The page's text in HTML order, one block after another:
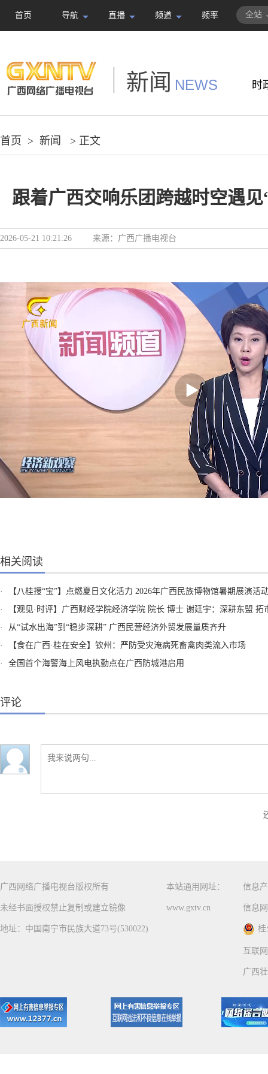
首页 导航 直播 频道 频率 全站
新闻 NEWS 时
首页 > 新闻 > 正文
跟着广西交响乐团跨越时空遇
2026-05-21 10:21:26 来源： 广西广播电视台
相关阅读
·
【八桂搜“宝”】点燃夏日文化活力 2026年广西民族博物馆暑期展演活
·
【观见·时评】广西财经学院经济学院 院长 博士 谢廷宇：深耕东盟 拓市全球 广西民企向海正当
·
从“试水出海”到“稳步深耕” 广西民营经济外贸发展量质齐升
·
【食在广西·桂在安全】钦州：严防受灾淹病死畜禽肉类流入市场
·
全国首个海警海上风电执勤点在广西防城港启用
评论
广西网络广播电视台版权所有
未经书面授权禁止复制或建立镜像
地址：中国南宁市民族大道73号(530022)
本站通用网址：
www.gxtv.cn
信息
信息
桂
互联
广西